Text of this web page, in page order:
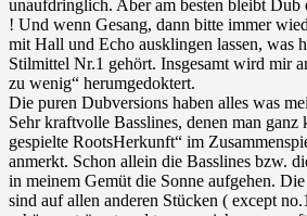
unaufdringlich. Aber am besten bleibt Dub
! Und wenn Gesang, dann bitte immer
mit Hall und Echo ausklingen lassen, was
Stilmittel Nr.1 gehört. Insgesamt wird mir
zu wenig“ herumgedoktert.
Die puren Dubversions haben alles was
Sehr kraftvolle Basslines, denen man
gespielte RootsHerkunft“ im
anmerkt. Schon allein die Basslines bzw.
in meinem Gemüt die Sonne aufgehen.
sind auf allen anderen Stücken ( except